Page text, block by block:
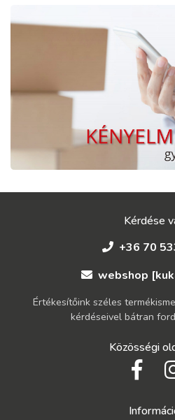
Kérdése
+36 70
webshop
Értékesítőink széles
kérdéseivel bátran
Közösségi